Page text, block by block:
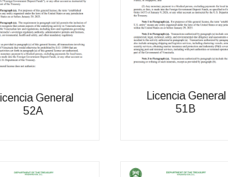
General
52A
Licencia General
51B